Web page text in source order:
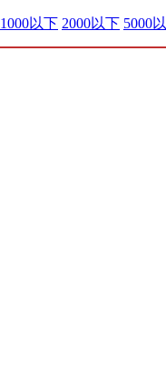
1000以下 2000以下 5000